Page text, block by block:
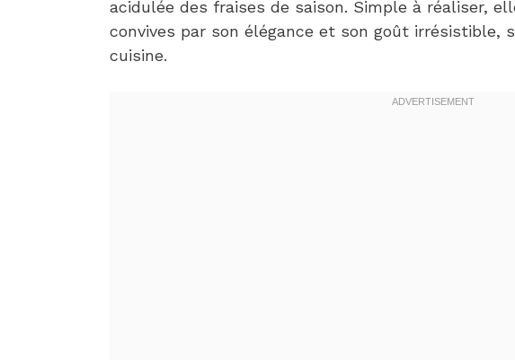
acidulée des fraises de saison. Simple à réaliser,
convives par son élégance et son goût irrésistible,
cuisine.